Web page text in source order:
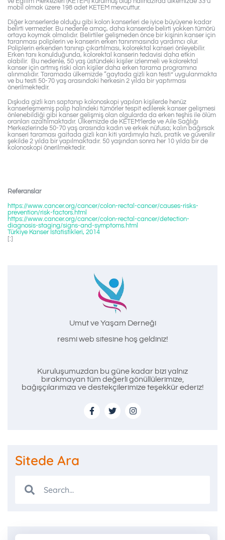
mobil olmak üzere 198 adet KETEM mevcuttur.
Diğer kanserlerde olduğu gibi kolon kanserleri de iyice büyüyene kadar
belirti vermezler. Bu nedenle amaç, daha kanserde belirti yokken tümörü
ortaya koymak olmalıdır. Belirtiler gelişmeden önce bir kişinin kanser için
taranması poliplerin ve kanserin erken tanınmasında yardımcı olur.
Poliplerin erkenden tanınıp çıkartılması, kolorektal kanseri önleyebilir.
Erken tanı konulduğunda, kolorektal kanserin tedavisi daha etkin
olabilir. Bu nedenle, 50 yaş üstündeki kişiler izlenmeli ve kolorektal
kanser için artmış riski olan kişiler daha erken tarama programına
alınmalıdır. Taramada ülkemizde “gaytada gizli kan testi” uygulanmakta
ve bu testi 50-70 yaş arasındaki herkesin 2 yılda bir yaptırması
önerilmektedir.
Dışkıda gizli kan saptanıp kolonoskopi yapılan kişilerde henüz
kanserleşmemiş polip halindeki tümörler tespit edilerek kanser gelişmesi
önlenebildiği gibi kanser gelişmiş olan olgularda da erken teşhis ile ölüm
oranları azaltılmaktadır. Ülkemizde de KETEM’lerde ve Aile Sağlığı
Merkezlerinde 50-70 yaş arasında kadın ve erkek nüfusa; kalın bağırsak
kanseri taraması gaitada gizli kan kiti yardımıyla hızlı, pratik ve güvenilir
şekilde 2 yılda bir yapılmaktadır. 50 yaşından sonra her 10 yılda bir de
kolonoskopi önerilmektedir.
Referanslar
https://www.cancer.org/cancer/colon-rectal-cancer/causes-risks-
prevention/risk-factors.html
https://www.cancer.org/cancer/colon-rectal-cancer/detection-
diagnosis-staging/signs-and-symptoms.html
Türkiye Kanser İstatistikleri, 2014
[:]
Umut ve Yaşam Derneği
resmi web sitesine hoş geldiniz!
Kuruluşumuzdan bu güne kadar bizi yalnız
bırakmayan tüm değerli gönüllülerimize,
bağışçılarımıza ve destekçilerimize teşekkür ederiz!
Sitede Ara